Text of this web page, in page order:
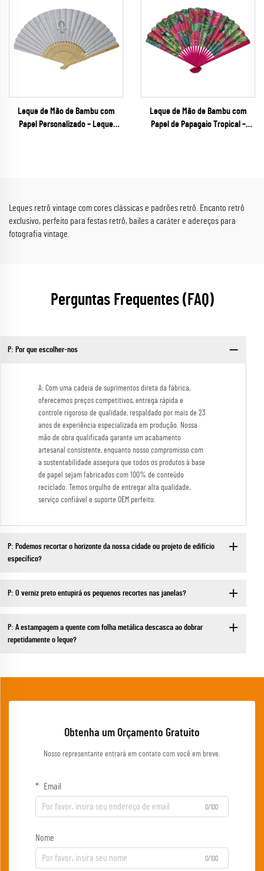
brancas douradas a relevo
Policiais
Leque de Mão de Bambu com
Papel Personalizado – Leque
Leque de Mão de Bambu com
Papel de Papagaio Tropical –
Leques retrô vintage com cores clássicas e padrões retrô. Encanto retrô
exclusivo, perfeito para festas retrô, bailes a caráter e adereços para
fotografia vintage.
Perguntas Frequentes (FAQ)
P: Por que escolher-nos
A: Com uma cadeia de suprimentos direta da fábrica,
oferecemos preços competitivos, entrega rápida e
controle rigoroso de qualidade, respaldado por mais de 23
anos de experiência especializada em produção. Nossa
mão de obra qualificada garante um acabamento
artesanal consistente, enquanto nosso compromisso com
a sustentabilidade assegura que todos os produtos à base
de papel sejam fabricados com 100% de conteúdo
reciclado. Temos orgulho de entregar alta qualidade,
serviço confiável e suporte OEM perfeito.
P: Podemos recortar o horizonte da nossa cidade ou projeto de edifício
específico?
P: O verniz preto entupirá os pequenos recortes nas janelas?
P: A estampagem a quente com folha metálica descasca ao dobrar
repetidamente o leque?
Obtenha um Orçamento Gratuito
Nosso representante entrará em contato com você em breve.
Email
0/100
Nome
0/100